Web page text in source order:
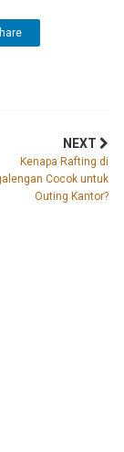
NEXT
Kenapa Rafting di
Cocok untuk
Outing Kantor?